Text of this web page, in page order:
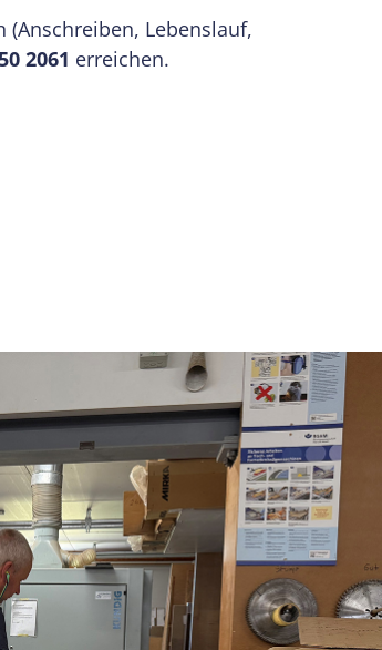
Lebenslauf,
2061 erreichen.